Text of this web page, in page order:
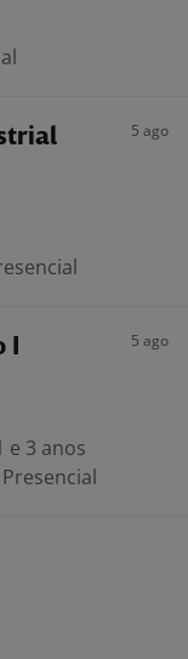
5 ago
5 ago
e 3 anos
Presencial